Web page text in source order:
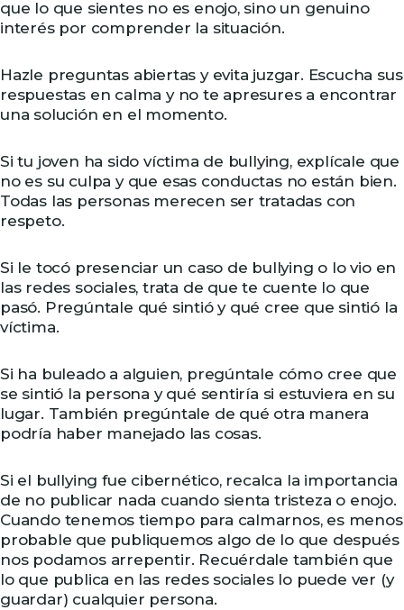
que lo que sientes no es enojo, sino un genuino
interés por comprender la situación.
Hazle preguntas abiertas y evita juzgar. Escucha sus
respuestas en calma y no te apresures a encontrar
una solución en el momento.
Si tu joven ha sido víctima de bullying, explícale que
no es su culpa y que esas conductas no están bien.
Todas las personas merecen ser tratadas con
respeto.
Si le tocó presenciar un caso de bullying o lo vio en
las redes sociales, trata de que te cuente lo que
pasó. Pregúntale qué sintió y qué cree que sintió la
víctima.
Si ha buleado a alguien, pregúntale cómo cree que
se sintió la persona y qué sentiría si estuviera en su
lugar. También pregúntale de qué otra manera
podría haber manejado las cosas.
Si el bullying fue cibernético, recalca la importancia
de no publicar nada cuando sienta tristeza o enojo.
Cuando tenemos tiempo para calmarnos, es menos
probable que publiquemos algo de lo que después
nos podamos arrepentir. Recuérdale también que
lo que publica en las redes sociales lo puede ver (y
guardar) cualquier persona.